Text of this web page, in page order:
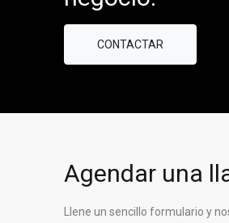
CONTACTAR
Agendar una
Llene un sencillo formulario y